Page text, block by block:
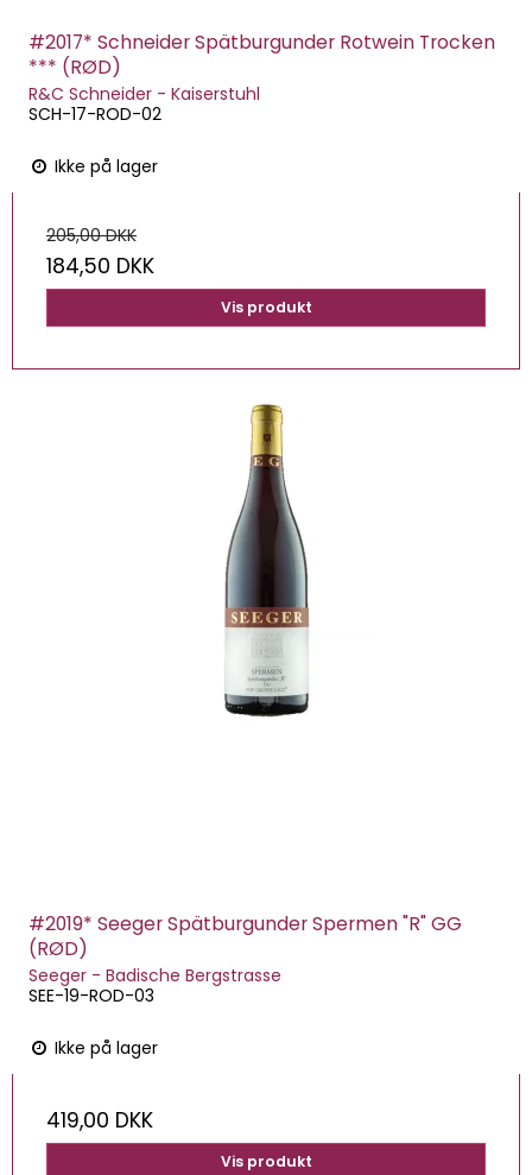
#2017* Schneider Spätburgunder Rotwein Trocken
*** (RØD)
R&C Schneider - Kaiserstuhl
SCH-17-ROD-02
Ikke på lager
205,00 DKK
184,50 DKK
Vis produkt
#2019* Seeger Spätburgunder Spermen "R" GG
(RØD)
Seeger - Badische Bergstrasse
SEE-19-ROD-03
Ikke på lager
419,00 DKK
Vis produkt